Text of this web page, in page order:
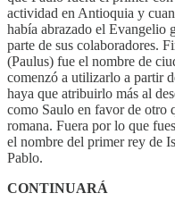
actividad en Antioquia y
había abrazado el Evangelio
parte de sus colaboradores.
(Paulus) fue el nombre de
comenzó a utilizarlo a partir
haya que atribuirlo más al
como Saulo en favor de otro
romana. Fuera por lo que
el nombre del primer rey de
Pablo.
CONTINUARÁ